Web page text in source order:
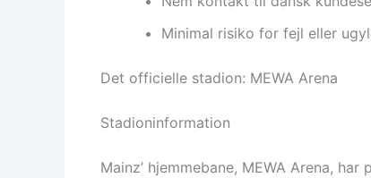
Minimal risiko for fejl eller
Det officielle stadion: MEWA Arena
Stadioninformation
Mainz’ hjemmebane, MEWA Arena,